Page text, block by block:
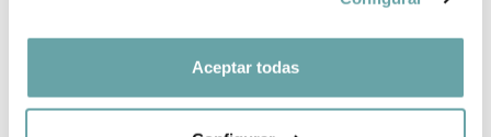
Aceptar todas